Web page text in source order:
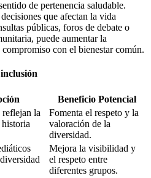
de pertenencia saludable.
que afectan la vida
públicas, foros de debate o
puede aumentar la
con el bienestar común.
Beneficio Potencial
la
Fomenta el respeto y la
valoración de la
diversidad.
Mejora la visibilidad y
el respeto entre
diferentes grupos.